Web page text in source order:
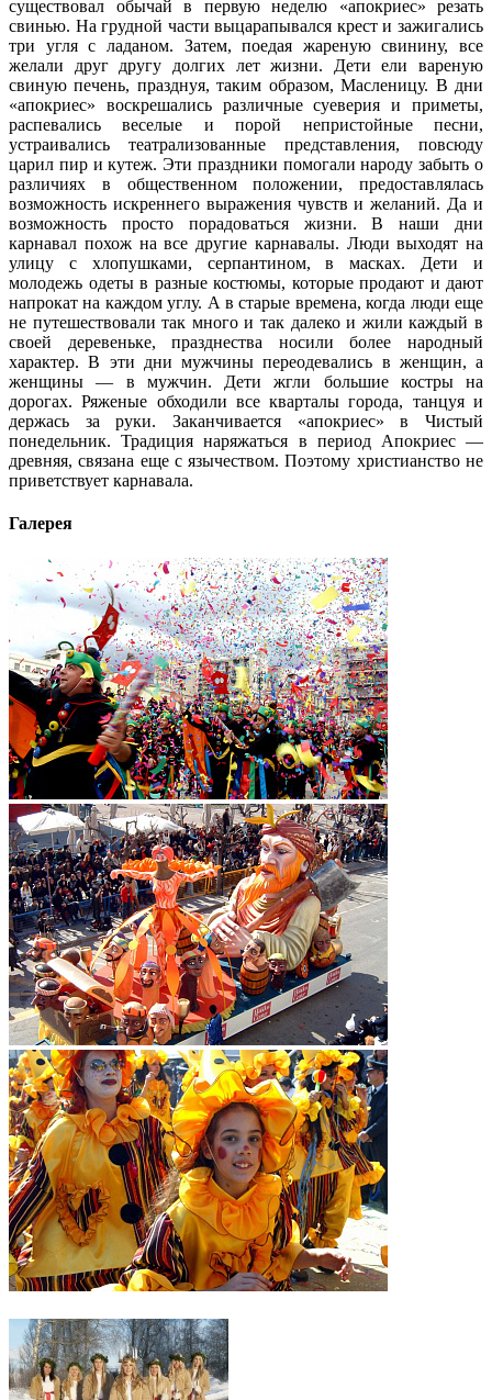
существовал обычай в первую неделю «апокриес» резать
свинью. На грудной части выцарапывался крест и зажигались
три угля с ладаном. Затем, поедая жареную свинину, все
желали друг другу долгих лет жизни. Дети ели вареную
свиную печень, празднуя, таким образом, Масленицу. В дни
«апокриес» воскрешались различные суеверия и приметы,
распевались веселые и порой непристойные песни,
устраивались театрализованные представления, повсюду
царил пир и кутеж. Эти праздники помогали народу забыть о
различиях в общественном положении, предоставлялась
возможность искреннего выражения чувств и желаний. Да и
возможность просто порадоваться жизни. В наши дни
карнавал похож на все другие карнавалы. Люди выходят на
улицу с хлопушками, серпантином, в масках. Дети и
молодежь одеты в разные костюмы, которые продают и дают
напрокат на каждом углу. А в старые времена, когда люди еще
не путешествовали так много и так далеко и жили каждый в
своей деревеньке, празднества носили более народный
характер. В эти дни мужчины переодевались в женщин, а
женщины — в мужчин. Дети жгли большие костры на
дорогах. Ряженые обходили все кварталы города, танцуя и
держась за руки. Заканчивается «апокриес» в Чистый
понедельник. Традиция наряжаться в период Апокриес —
древняя, связана еще с язычеством. Поэтому христианство не
приветствует карнавала.
Галерея